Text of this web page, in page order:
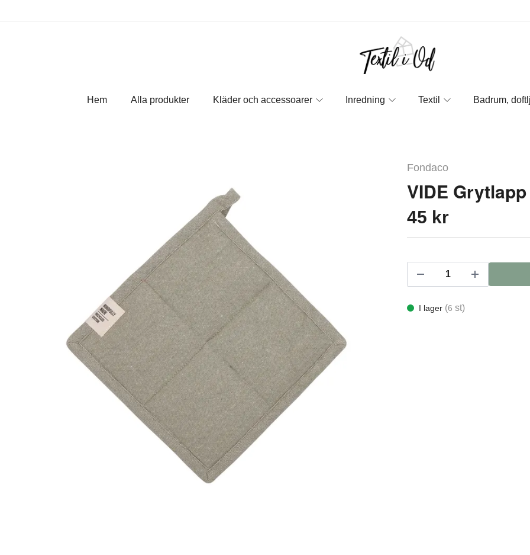
Hem Alla produkter Kläder och accessoarer Inredning Textil Badrum,
Fondaco
VIDE
45 kr
I lager (6 st)